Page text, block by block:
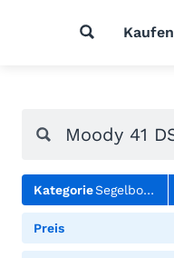
Kaufen
KategorieSegelboote
Preis